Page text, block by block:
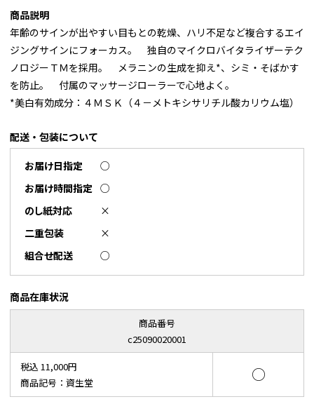
商品説明
年齢のサインが出やすい目もとの乾燥、ハリ不足など複合するエイ
ジングサインにフォーカス。 独自のマイクロバイタライザーテク
ノロジーＴＭを採用。 メラニンの生成を抑え*、シミ・そばかす
を防止。 付属のマッサージローラーで心地よく。
*美白有効成分：４ＭＳＫ（４－メトキシサリチル酸カリウム塩）
配送・包装について
お届け日指定
○
お届け時間指定 ○
のし紙対応
×
二重包装
×
組合せ配送
○
商品在庫状況
商品番号
c25090020001
税込 11,000円
商品記号：資生堂
○